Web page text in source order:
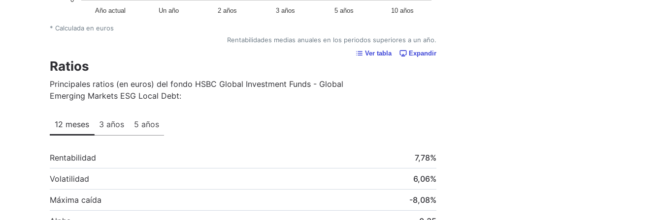
Año actual Un año 2 años 3 años 5 años 10 años
* Calculada en euros
Rentabilidades medias anuales en los periodos superiores a un año.
Ver tabla Expandir
Ratios
Principales ratios (en euros) del fondo HSBC Global Investment Funds - Global
Emerging Markets ESG Local Debt:
12 meses 3 años 5 años
Rentabilidad 7,78%
Volatilidad 6,06%
Máxima caída -8,08%